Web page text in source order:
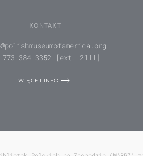
KONTAKT
773-384-3352 [ext. 2111]
WIĘCEJ INFO